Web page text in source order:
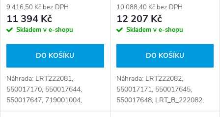
9 416,50 Kč bez DPH
11 394 Kč
Skladem v e-shopu
DO KOŠÍKU
Náhrada: LRT222081,
550017170, 550017644,
550017647, 719001004,
719001010, 719001024,
10 088,40 Kč bez DPH
12 207 Kč
Skladem v e-shopu
DO KOŠÍKU
Náhrada: LRT222082,
550017171, 550017645,
550017648, LRT_B_222082,
REBT.144, 03080008200,